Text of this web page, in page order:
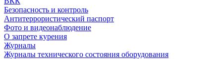
Безопасность и контроль
Антитеррористический паспорт
Фото и видеонаблюдение
О запрете курения
Журналы
Журналы технического состояния оборудования